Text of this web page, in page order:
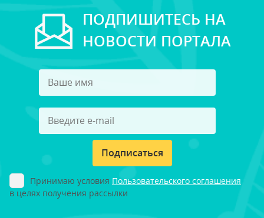
ПОДПИШИТЕСЬ НА
НОВОСТИ ПОРТАЛА
Подписаться
Принимаю условия Пользовательского соглашения
в целях получения рассылки